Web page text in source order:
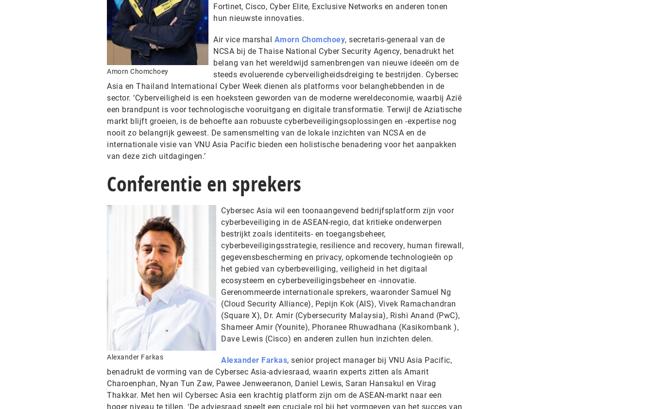
Amorn Chomchoey
Fortinet, Cisco, Cyber Elite, Exclusive Networks en anderen tonen
hun nieuwste innovaties.
Air vice marshal Amorn Chomchoey, secretaris-generaal van de
NCSA bij de Thaise National Cyber Security Agency, benadrukt het
belang van het wereldwijd samenbrengen van nieuwe ideeën om de
steeds evoluerende cyberveiligheidsdreiging te bestrijden. Cybersec
Asia en Thailand International Cyber Week dienen als platforms voor belanghebbenden in de
sector. ‘Cyberveiligheid is een hoeksteen geworden van de moderne wereldeconomie, waarbij Azië
een brandpunt is voor technologische vooruitgang en digitale transformatie. Terwijl de Aziatische
markt blijft groeien, is de behoefte aan robuuste cyberbeveiligingsoplossingen en -expertise nog
nooit zo belangrijk geweest. De samensmelting van de lokale inzichten van NCSA en de
internationale visie van VNU Asia Pacific bieden een holistische benadering voor het aanpakken
van deze zich uitdagingen.’
Conferentie en sprekers
Alexander Farkas
Cybersec Asia wil een toonaangevend bedrijfsplatform zijn voor
cyberbeveiliging in de ASEAN-regio, dat kritieke onderwerpen
bestrijkt zoals identiteits- en toegangsbeheer,
cyberbeveiligingsstrategie, resilience and recovery, human firewall,
gegevensbescherming en privacy, opkomende technologieën op
het gebied van cyberbeveiliging, veiligheid in het digitaal
ecosysteem en cyberbeveiligingsbeheer en -innovatie.
Gerenommeerde internationale sprekers, waaronder Samuel Ng
(Cloud Security Alliance), Pepijn Kok (AIS), Vivek Ramachandran
(Square X), Dr. Amir (Cybersecurity Malaysia), Rishi Anand (PwC),
Shameer Amir (Younite), Phoranee Rhuwadhana (Kasikornbank ),
Dave Lewis (Cisco) en anderen zullen hun inzichten delen.
Alexander Farkas, senior project manager bij VNU Asia Pacific,
benadrukt de vorming van de Cybersec Asia-adviesraad, waarin experts zitten als Amarit
Charoenphan, Nyan Tun Zaw, Pawee Jenweeranon, Daniel Lewis, Saran Hansakul en Virag
Thakkar. Met hen wil Cybersec Asia een krachtig platform zijn om de ASEAN-markt naar een
hoger niveau te tillen. ‘De adviesraad speelt een cruciale rol bij het vormgeven van het succes van